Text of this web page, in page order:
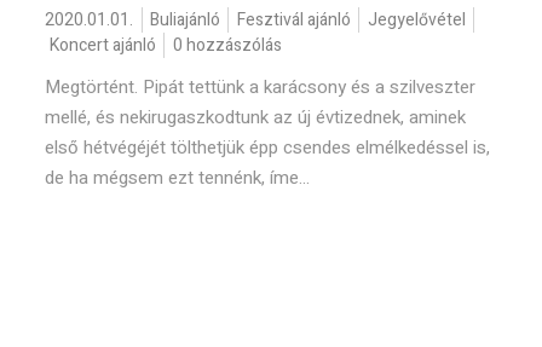
2020.01.01. Buliajánló Fesztivál ajánló
Jegyelővétel
Koncert ajánló
0 hozzászólás
Megtörtént. Pipát tettünk a karácsony és a szilveszter
mellé, és nekirugaszkodtunk az új évtizednek, aminek
első hétvégéjét tölthetjük épp csendes elmélkedéssel is,
de ha mégsem ezt tennénk, íme...